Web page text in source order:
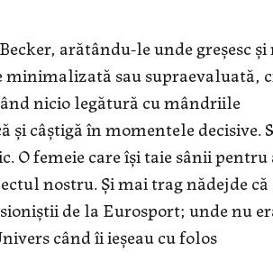
arătându-le unde greşesc şi
sau supraevaluată,
nicio legătură cu mândriile
câştigă în momentele decisive.
O femeie care îşi taie sânii pentru
nostru. Şi mai trag nădejde că
de la Eurosport; unde nu
când îi ieşeau cu folos